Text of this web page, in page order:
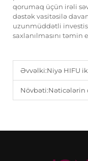
qorumaq üçün irəli
dəstək vasitəsilə
uzunmüddətli
saxlanılmasını təmin
Əvvəlki:Niyə HIFU ikiqat çən
Növbəti:Nəticələrin